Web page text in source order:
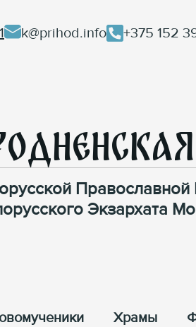
k@prihod.info +375 152
Экзархата
Храмы